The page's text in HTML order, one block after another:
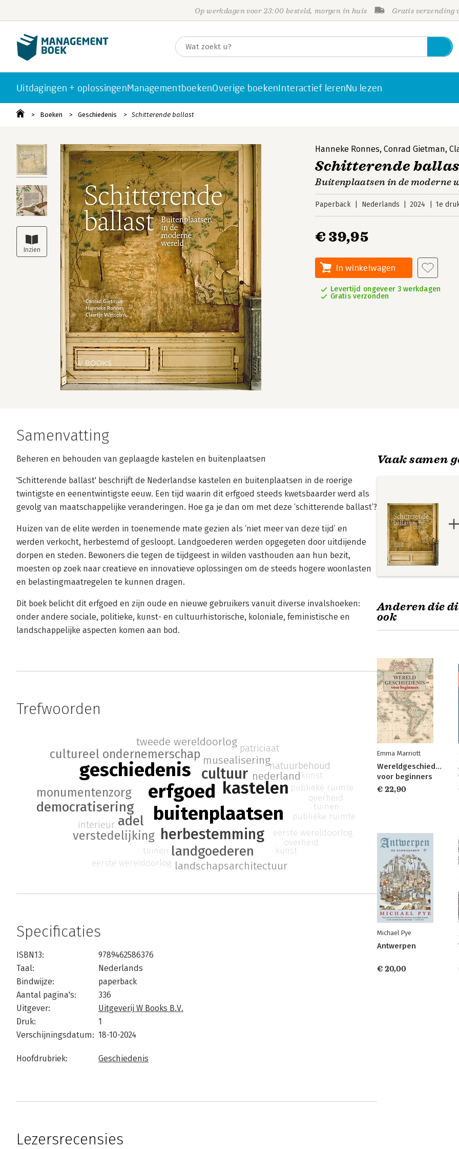
Op werkdagen voor 23:00 besteld, morgen in huis Gratis verzending
Uitdagingen + oplossingenManagementboekenOverige boekenInteractief lerenNu lezen
Boeken Geschiedenis Schitterende ballast
Hanneke Ronnes,Conrad Gietman,
Schitterende
Buitenplaatsen in de moderne
Paperback Nederlands 2024 1e
€ 39,95
In winkelwagen
Levertijd ongeveer 3 werkdagen
Gratis verzonden
Samenvatting
Beheren en behouden van geplaagde kastelen en buitenplaatsen
'Schitterende ballast' beschrijft de Nederlandse kastelen en buitenplaatsen in de roerige
twintigste en eenentwintigste eeuw. Een tijd waarin dit erfgoed steeds kwetsbaarder werd als
gevolg van maatschappelijke veranderingen. Hoe ga je dan om met deze ‘schitterende ballast’?
Huizen van de elite werden in toenemende mate gezien als ‘niet meer van deze tijd’ en
werden verkocht, herbestemd of gesloopt. Landgoederen werden opgegeten door uitdijende
dorpen en steden. Bewoners die tegen de tijdgeest in wilden vasthouden aan hun bezit,
moesten op zoek naar creatieve en innovatieve oplossingen om de steeds hogere woonlasten
en belastingmaatregelen te kunnen dragen.
Dit boek belicht dit erfgoed en zijn oude en nieuwe gebruikers vanuit diverse invalshoeken:
onder andere sociale, politieke, kunst- en cultuurhistorische, koloniale, feministische en
landschappelijke aspecten komen aan bod.
Trefwoorden
erfgoed
buitenplaatsen
geschiedenis
kastelen
cultuur
herbestemming
landgoederen
adel
democratisering
cultureel ondernemerschap
monumentenzorg
verstedelijking
tweede wereldoorlog
musealisering
nederland
landschapsarchitectuur
natuurbehoud
interieur
patriciaat
tuinen
eerste wereldoorlog
publieke ruimte
overheid
kunst
tuinen
eerste wereldoorlog
publieke ruimte
overheid
kunst
Specificaties
ISBN13:
9789462586376
Taal:
Nederlands
Bindwijze:
paperback
Aantal pagina's:
336
Uitgever:
Uitgeverij W Books B.V.
Druk:
1
Verschijningsdatum: 18-10-2024
Hoofdrubriek: Geschiedenis
Lezersrecensies
Vaak samen
Anderen die
ook
Emma Marriott
Wereldgeschiedenis
voor beginners
€ 22,90
Michael Pye
Antwerpen
€ 20,00